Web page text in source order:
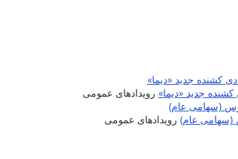
جدید «دیما» رویدادهای عمومی
(سهامی عام) رویدادهای عمومی